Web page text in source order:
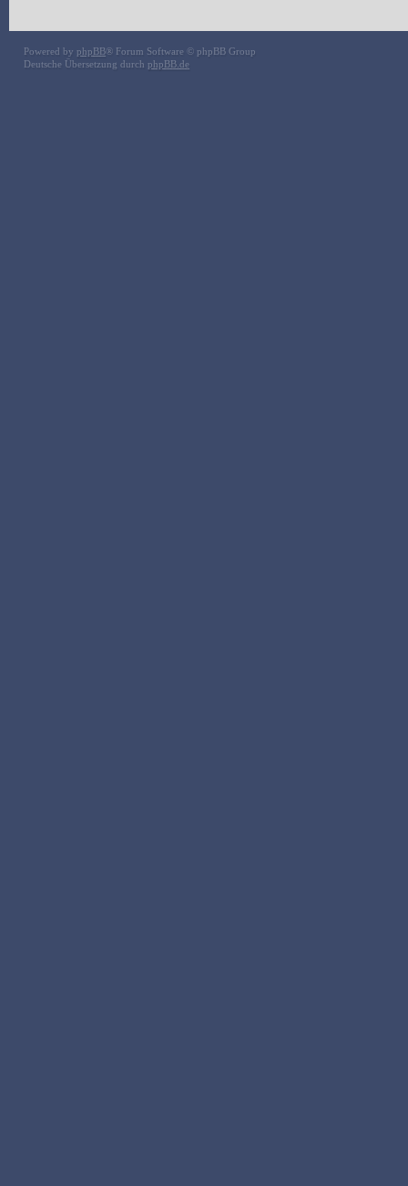
Powered by phpBB® Forum Software © phpBB Group
Deutsche Übersetzung durch phpBB.de